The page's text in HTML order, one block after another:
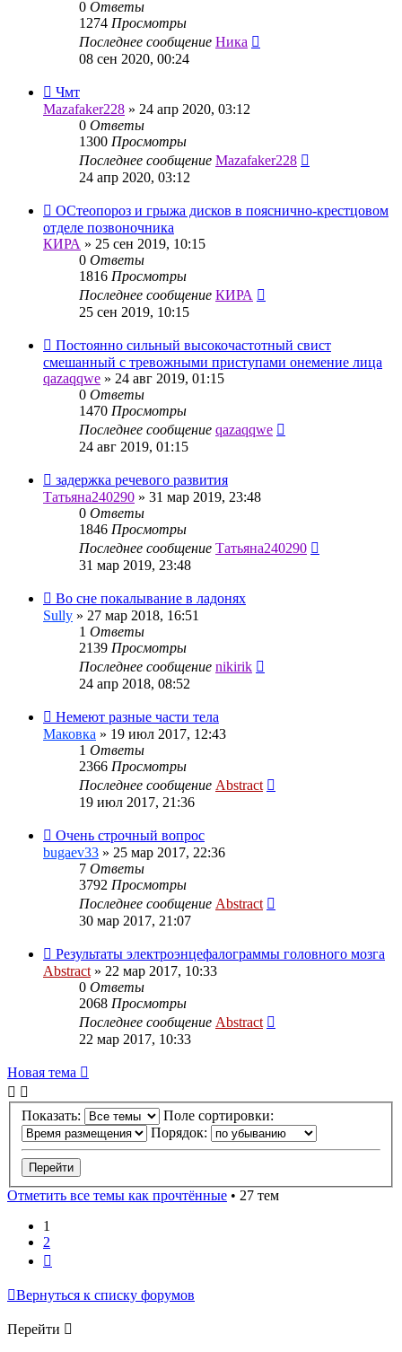
0 Ответы
1274 Просмотры
Последнее сообщение Ника
08 сен 2020, 00:24
Чмт
Mazafaker228 » 24 апр 2020, 03:12
0 Ответы
1300 Просмотры
Последнее сообщение Mazafaker228
24 апр 2020, 03:12
ОСтеопороз и грыжа дисков в пояснично-крестцовом
отделе позвоночника
КИРА » 25 сен 2019, 10:15
0 Ответы
1816 Просмотры
Последнее сообщение КИРА
25 сен 2019, 10:15
Постоянно сильный высокочастотный свист
смешанный с тревожными приступами онемение лица
qazaqqwe » 24 авг 2019, 01:15
0 Ответы
1470 Просмотры
Последнее сообщение qazaqqwe
24 авг 2019, 01:15
задержка речевого развития
Татьяна240290 » 31 мар 2019, 23:48
0 Ответы
1846 Просмотры
Последнее сообщение Татьяна240290
31 мар 2019, 23:48
Во сне покалывание в ладонях
Sully » 27 мар 2018, 16:51
1 Ответы
2139 Просмотры
Последнее сообщение nikirik
24 апр 2018, 08:52
Немеют разные части тела
Маковка » 19 июл 2017, 12:43
1 Ответы
2366 Просмотры
Последнее сообщение Abstract
19 июл 2017, 21:36
Очень строчный вопрос
bugaev33 » 25 мар 2017, 22:36
7 Ответы
3792 Просмотры
Последнее сообщение Abstract
30 мар 2017, 21:07
Результаты электроэнцефалограммы головного мозга
Abstract » 22 мар 2017, 10:33
0 Ответы
2068 Просмотры
Последнее сообщение Abstract
22 мар 2017, 10:33
Новая тема
Показать:
Поле сортировки:
Порядок:
Отметить все темы как прочтённые • 27 тем
1
2
Вернуться к списку форумов
Перейти